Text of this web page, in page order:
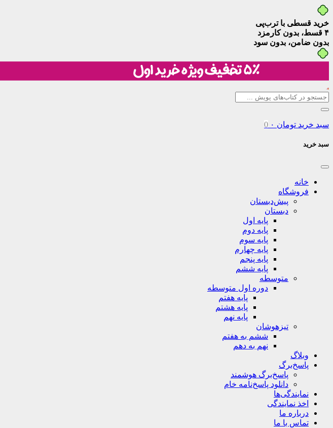
خرید قسطی با ترب‌پی
۴ قسط، بدون کارمزد
بدون ضامن، بدون سود
سبد خرید تومان 0
سبد خرید
خانه
فروشگاه
پیش‌دبستان
دبستان
پایه اول
پایه دوم
پایه سوم
پایه چهارم
پایه پنجم
پایه ششم
متوسطه
دوره اول متوسطه
پایه هفتم
پایه هشتم
پایه نهم
تیزهوشان
ششم به هفتم
نهم به دهم
وبلاگ
پاسخ‌برگ
پاسخ‌برگ‌ هوشمند
دانلود پاسخ‌نامه خام
نمایندگی‌ها
اخذ نمایندگی
درباره ما
تماس با ما